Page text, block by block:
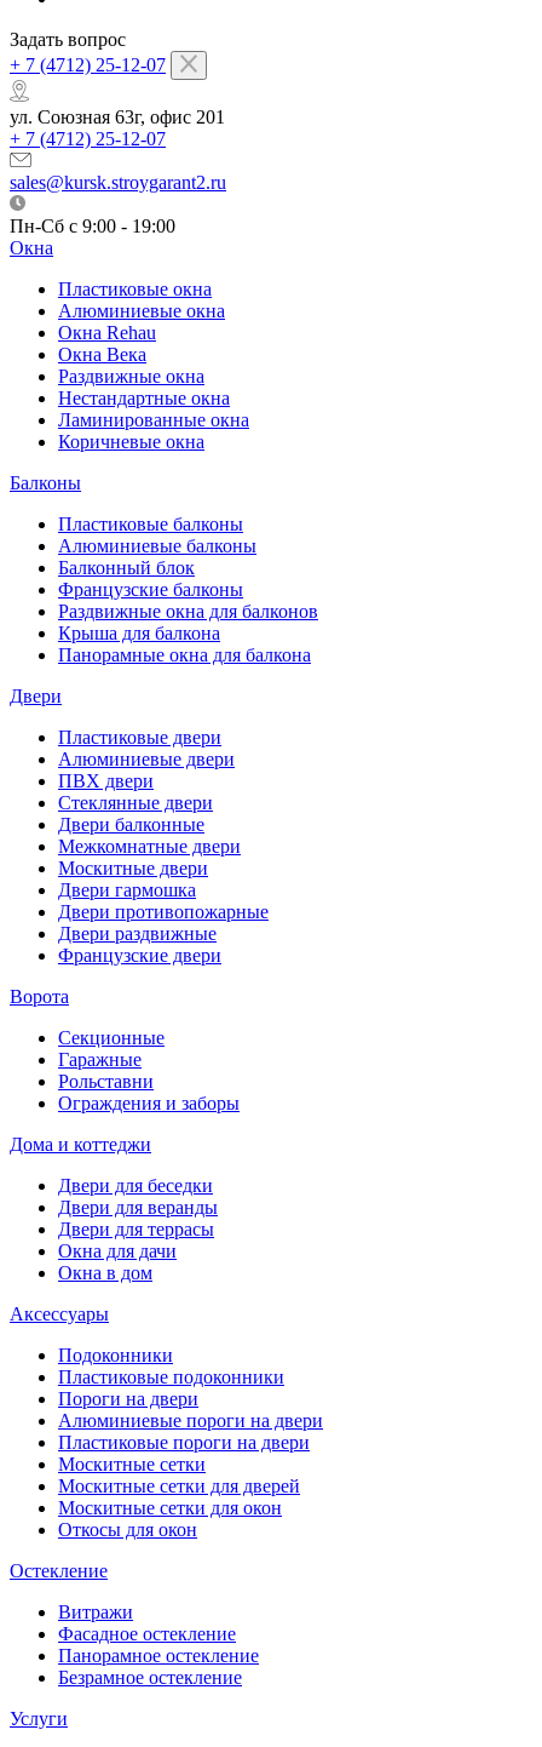
Задать вопрос
+ 7 (4712) 25-12-07
ул. Союзная 63г, офис 201
+ 7 (4712) 25-12-07
sales@kursk.stroygarant2.ru
Пн-Сб с 9:00 - 19:00
Окна
Пластиковые окна
Алюминиевые окна
Окна Rehau
Окна Века
Раздвижные окна
Нестандартные окна
Ламинированные окна
Коричневые окна
Балконы
Пластиковые балконы
Алюминиевые балконы
Балконный блок
Французские балконы
Раздвижные окна для балконов
Крыша для балкона
Панорамные окна для балкона
Двери
Пластиковые двери
Алюминиевые двери
ПВХ двери
Стеклянные двери
Двери балконные
Межкомнатные двери
Москитные двери
Двери гармошка
Двери противопожарные
Двери раздвижные
Французские двери
Ворота
Секционные
Гаражные
Рольставни
Ограждения и заборы
Дома и коттеджи
Двери для беседки
Двери для веранды
Двери для террасы
Окна для дачи
Окна в дом
Аксессуары
Подоконники
Пластиковые подоконники
Пороги на двери
Алюминиевые пороги на двери
Пластиковые пороги на двери
Москитные сетки
Москитные сетки для дверей
Москитные сетки для окон
Откосы для окон
Остекление
Витражи
Фасадное остекление
Панорамное остекление
Безрамное остекление
Услуги